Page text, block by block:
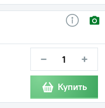
− +
Купить